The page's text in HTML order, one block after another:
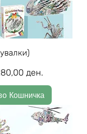
Priceден.
Кошничка